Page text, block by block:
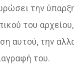
την
του
αυτού, την
του.